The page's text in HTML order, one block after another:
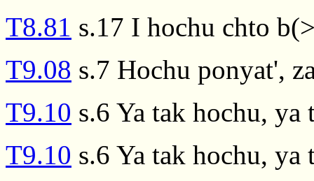
T8.81 s.17 I hochu chto
T9.08 s.7 Hochu ponyat',
T9.10 s.6 Ya tak hochu,
T9.10 s.6 Ya tak hochu,